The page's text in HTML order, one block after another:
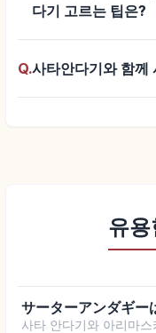
다기 고르는 팁은?
Q.사타안다기와 함께
유용
サーターアンダギー
사타 안다기와 아리마스